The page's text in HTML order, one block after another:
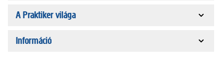
A Praktiker világa
Információ